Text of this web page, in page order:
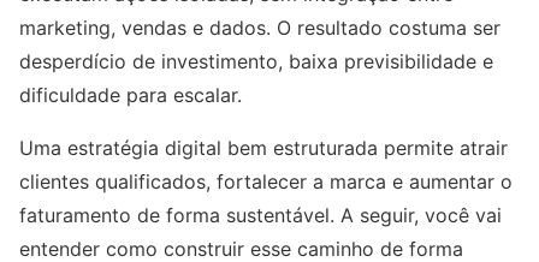
marketing, vendas e dados. O resultado costuma ser
desperdício de investimento, baixa previsibilidade e
dificuldade para escalar.
Uma estratégia digital bem estruturada permite atrair
clientes qualificados, fortalecer a marca e aumentar o
faturamento de forma sustentável. A seguir, você vai
entender como construir esse caminho de forma